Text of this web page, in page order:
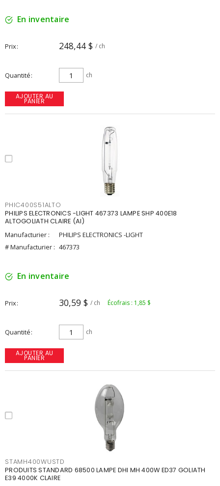
En inventaire
Prix 248,44 $ / ch
Quantité ch
AJOUTER AU
PANIER
PHIC400S51ALTO
PHILIPS ELECTRONICS -LIGHT 467373 LAMPE SHP 400E18
ALTOGOLIATH CLAIRE (AI)
Manufacturier :
PHILIPS ELECTRONICS -LIGHT
# Manufacturier : 467373
En inventaire
Prix 30,59 $ / ch Écofrais : 1,85 $
Quantité ch
AJOUTER AU
PANIER
STAMH400WUSTD
PRODUITS STANDARD 68500 LAMPE DHI MH 400W ED37 GOLIATH
E39 4000K CLAIRE